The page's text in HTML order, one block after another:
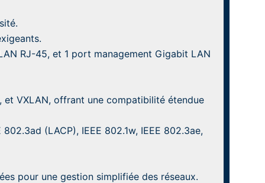
RJ-45, et 1 port management Gigabit LAN
et VXLAN, offrant une compatibilité étendue
(LACP), IEEE 802.1w, IEEE 802.3ae,
pour une gestion simplifiée des réseaux.